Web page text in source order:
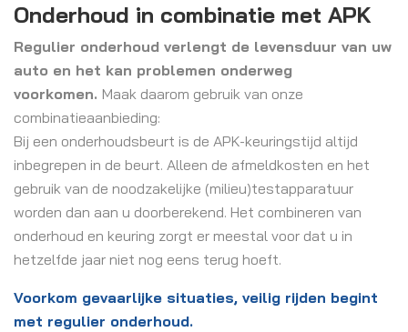
Onderhoud in combinatie met APK
Regulier onderhoud verlengt de levensduur van uw
auto en het kan problemen onderweg
voorkomen. Maak daarom gebruik van onze
combinatieaanbieding:
Bij een onderhoudsbeurt is de APK-keuringstijd altijd
inbegrepen in de beurt. Alleen de afmeldkosten en het
gebruik van de noodzakelijke (milieu)testapparatuur
worden dan aan u doorberekend. Het combineren van
onderhoud en keuring zorgt er meestal voor dat u in
hetzelfde jaar niet nog eens terug hoeft.
Voorkom gevaarlijke situaties, veilig rijden begint
met regulier onderhoud.